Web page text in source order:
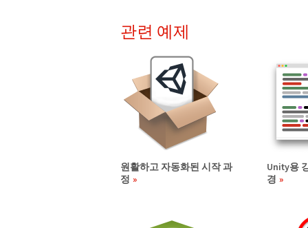
관련 예제
원활하고 자동화된 시작 과
정
Unity용
경